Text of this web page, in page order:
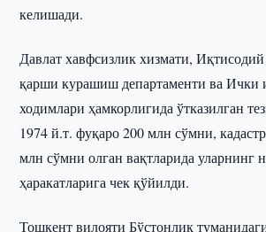
келишади.
Давлат хавфсизлик хизмати,
қарши курашиш департаменти ва Ички
ходимлари ҳамкорлигида ўтказилган
1974 й.т. фуқаро 200 млн сўмни,
млн сўмни олган вақтларида уларнинг
ҳаракатларига чек қўйилди.
Тошкент вилояти Бўстонлиқ